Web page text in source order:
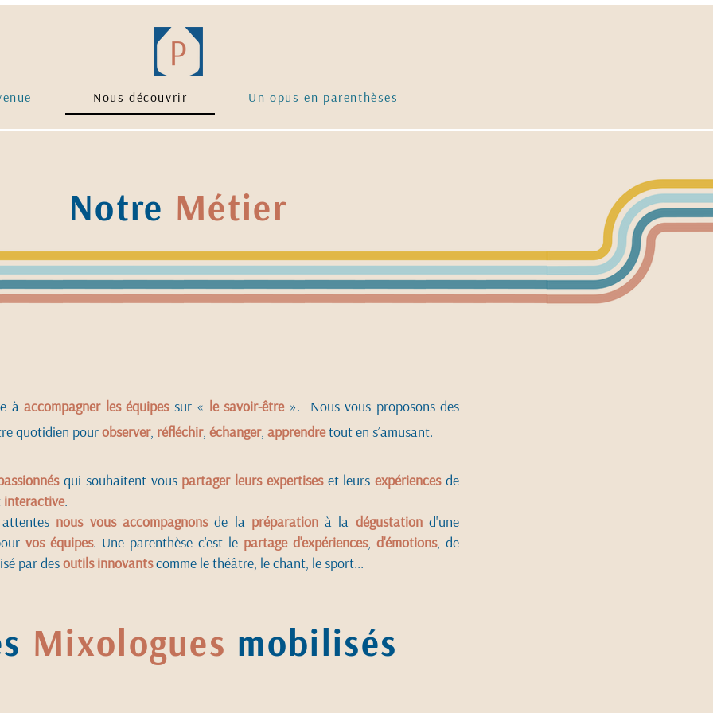
Nous découvrir Un opus en parenthèses
Notre Métier
à accompagner les équipessur « le savoir-être». Nous vous proposons des
quotidien pourobserver, réfléchir, échanger, apprendretout en s’amusant.
qui souhaitent vous partager leurs expertiseset leursexpériencesde
interactive.
nous vous accompagnonsde la préparationà la dégustationd'une
vos équipes. Une parenthèse c'est le partage d'expériences, d'émotions, de
par desoutils innovantscomme le théâtre, le chant, le sport...
Mixologues mobilisés